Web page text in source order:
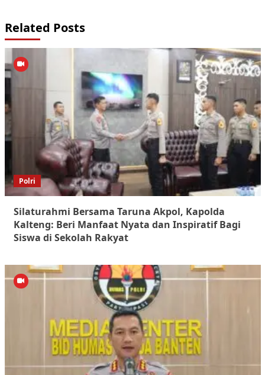
Related Posts
Polri
Silaturahmi Bersama Taruna Akpol, Kapolda
Kalteng: Beri Manfaat Nyata dan Inspiratif Bagi
Siswa di Sekolah Rakyat